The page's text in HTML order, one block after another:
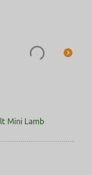
Mini Lamb